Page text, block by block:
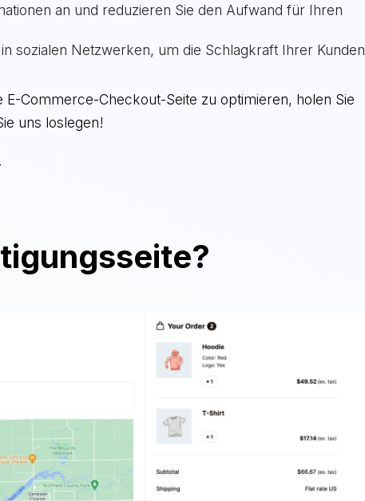
an und reduzieren Sie den Aufwand für Ihren
sozialen Netzwerken, um die Schlagkraft Ihrer Kunden
E-Commerce-Checkout-Seite zu optimieren, holen Sie
uns loslegen!